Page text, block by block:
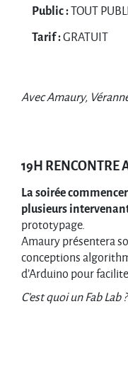
Public :TOUT
Tarif :GRATUIT
Avec Amaury,
19H RENCONTRE
La soirée
plusieurs
prototypage.
Amaury présentera
conceptions
d’Arduino pour
C’est quoi un Fab Lab